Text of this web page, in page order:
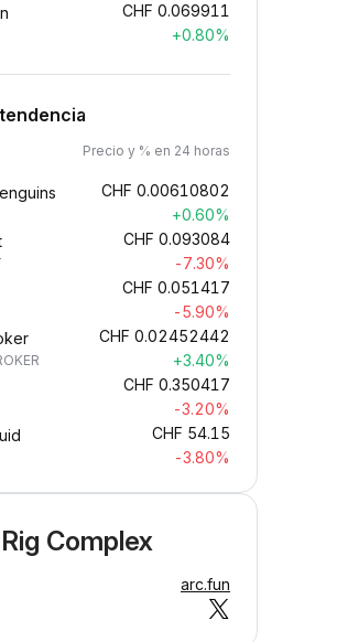
CHF 0.069911
+0.80%
Precio y % en 24 horas
CHF 0.00610802
+0.60%
CHF 0.093084
-7.30%
CHF 0.051417
-5.90%
CHF 0.02452442
+3.40%
CHF 0.350417
-3.20%
CHF 54.15
-3.80%
Complex
arc.fun